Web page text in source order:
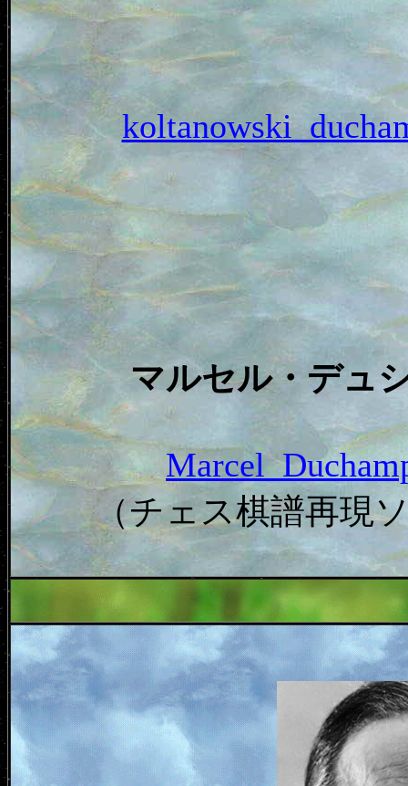
マルセル・デュ
（チェス棋譜再現